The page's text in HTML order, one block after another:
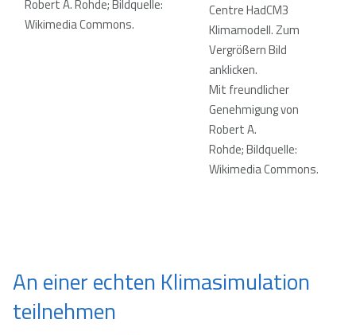
Robert A. Rohde; Bildquelle:
Wikimedia Commons.
Centre HadCM3
Klimamodell. Zum
Vergrößern Bild
anklicken.
Mit freundlicher
Genehmigung von
Robert A.
Rohde; Bildquelle:
Wikimedia Commons.
An einer echten Klimasimulation
teilnehmen